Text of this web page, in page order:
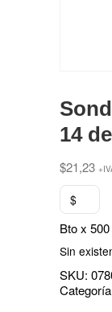
14
$21,23
$
Bto x 500
Sin
SKU: